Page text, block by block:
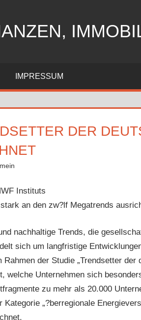
IMPRESSUM
DER
Instituts
an den zw?lf Megatrends
nachhaltige Trends, die
sich um langfristige
der Studie „Trendsetter der
welche Unternehmen sich
zu mehr als 20.000
„?berregionale